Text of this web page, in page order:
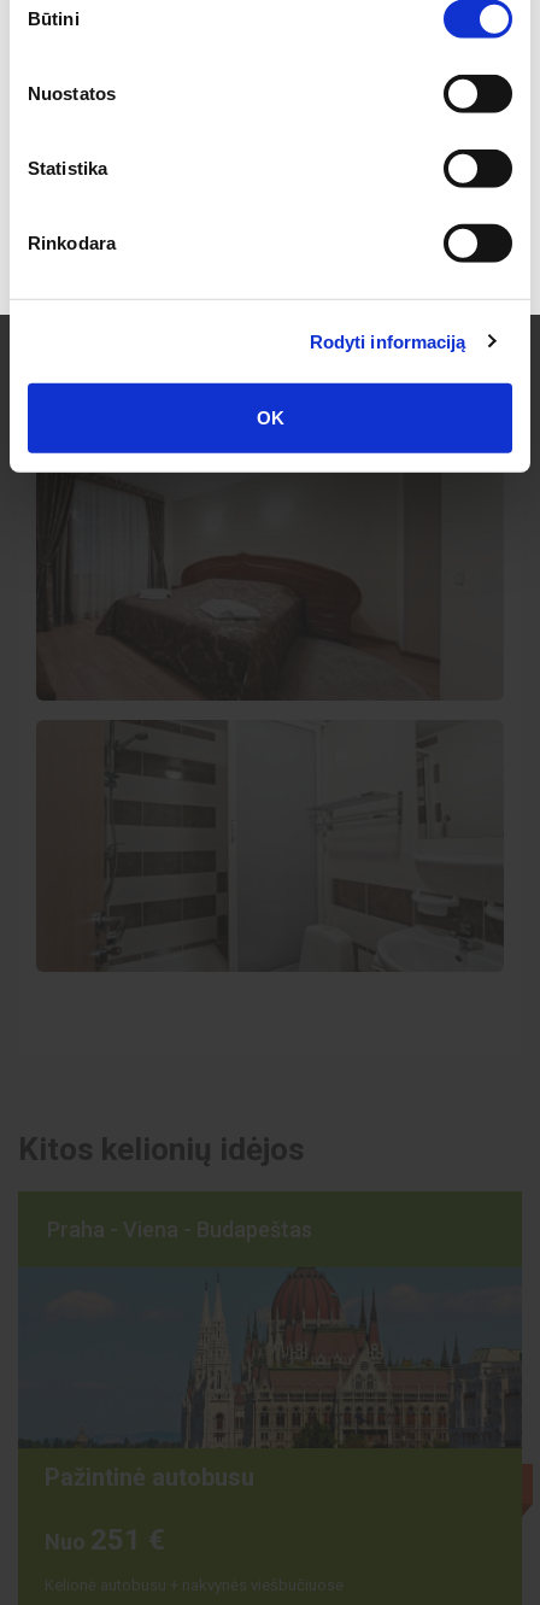
pasirinkimas
Būtini
Nuostatos
Statistika
Rinkodara
Rodyti informaciją
OK
Kitos kelionių idėjos
Pažintinė autobusu
Nuo 251 €
Kelionė autobusu + nakvynės viešbučiuose
Praha - Viena - Budapeštas
Užsakyti